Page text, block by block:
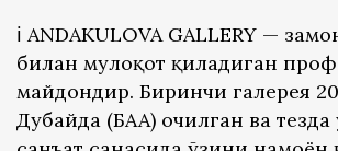
ℹ️ ANDAKULOVA GALLERY —
билан мулоқот қиладиган
майдондир. Биринчи галерея
Дубайда (БАА) очилган ва тезда